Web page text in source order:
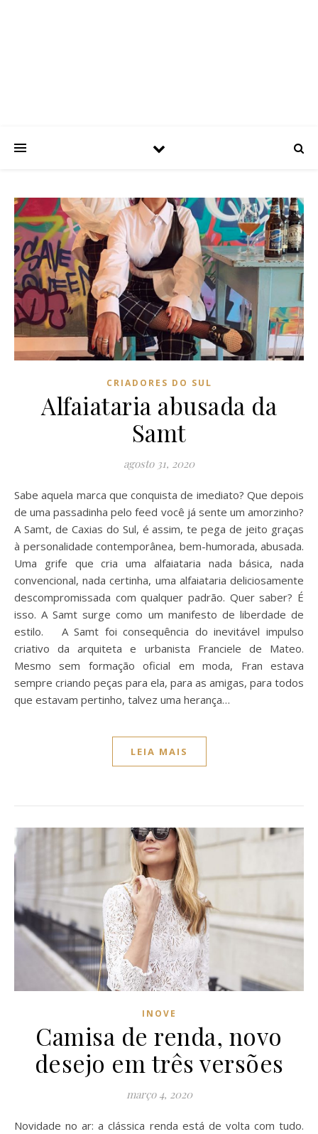
CRIADORES DO SUL
Alfaiataria abusada da
Samt
agosto 31, 2020
Sabe aquela marca que conquista de imediato? Que depois
de uma passadinha pelo feed você já sente um amorzinho?
A Samt, de Caxias do Sul, é assim, te pega de jeito graças
à personalidade contemporânea, bem-humorada, abusada.
Uma grife que cria uma alfaiataria nada básica, nada
convencional, nada certinha, uma alfaiataria deliciosamente
descompromissada com qualquer padrão. Quer saber? É
isso. A Samt surge como um manifesto de liberdade de
estilo. A Samt foi consequência do inevitável impulso
criativo da arquiteta e urbanista Franciele de Mateo.
Mesmo sem formação oficial em moda, Fran estava
sempre criando peças para ela, para as amigas, para todos
que estavam pertinho, talvez uma herança…
LEIA MAIS
INOVE
Camisa de renda, novo
desejo em três versões
março 4, 2020
Novidade no ar: a clássica renda está de volta com tudo.